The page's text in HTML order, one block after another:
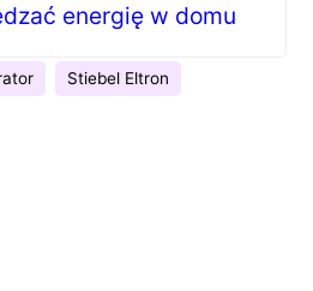
energię w domu
Stiebel Eltron